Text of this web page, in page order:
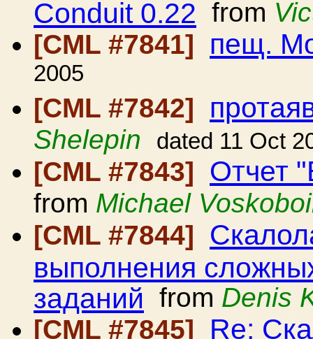
Conduit 0.22 from
[CML #7841]
пещ.
2005
[CML #7842]
Shelepin dated 11 Oct
[CML #7843] Отчет
from Michael
[CML #7844]
выполнения
заданий from Denis
[CML #7845]
Re: